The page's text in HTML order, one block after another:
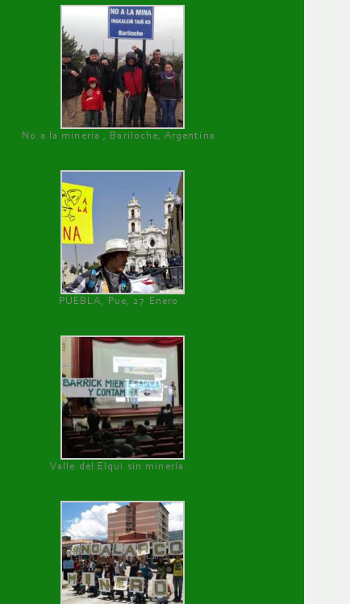
No a la minería , Bariloche, Argentina
PUEBLA, Pue, 27 Enero
Valle del Elqui sin minería.